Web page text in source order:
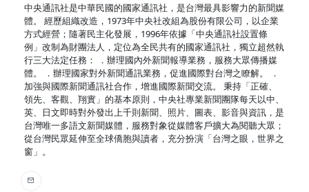
中央通訊社是中華民國的國家通訊社，是台灣最具影響力的新聞媒
體。 經歷組織改造，1973年中央社改組為股份有限公司，以企業
方式經營；隨著民主化發展，1996年依據「中央通訊社設置條
例」改制為財團法人，定位為全民共有的國家通訊社，獨立超然執
行三大法定任務： ．辦理國內外新聞報導業務，服務大眾傳播媒
體。 ．辦理國家對外新聞通訊業務，促進國際對台灣之瞭解。 ．
加強與國際新聞通訊社合作，增進國際新聞交流。 秉持「正確、
領先、客觀、翔實」的基本原則，中央社專業新聞團隊每天以中、
英、日文即時對外發出上千則新聞、照片、圖表、影音與資訊，是
台灣唯一多語文新聞媒體，服務對象從媒體客戶擴大為閱聽大眾；
從台灣民眾延伸至全球僑胞與讀者，充分扮演「台灣之眼，世界之
窗」。